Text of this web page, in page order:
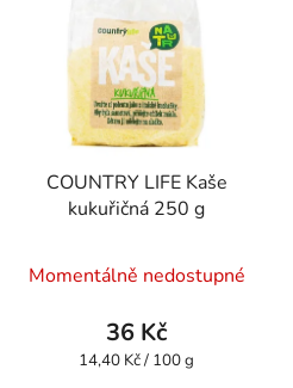
COUNTRY LIFE Kaše
kukuřičná 250 g
Momentálně nedostupné
36 Kč
Měrná
14,40 Kč / 100 g